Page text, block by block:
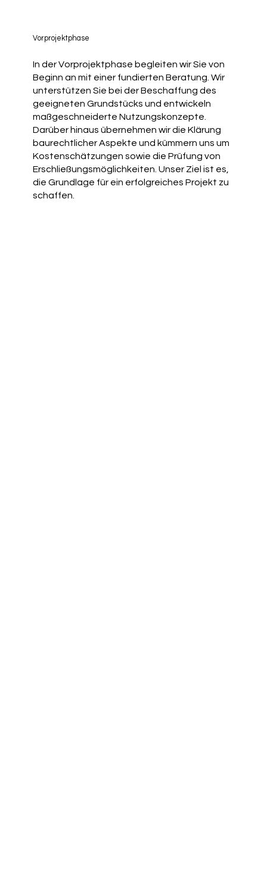
Vorprojektphase
In der Vorprojektphase begleiten wir Sie von
Beginn an mit einer fundierten Beratung. Wir
unterstützen Sie bei der Beschaffung des
geeigneten Grundstücks und entwickeln
maßgeschneiderte Nutzungskonzepte.
Darüber hinaus übernehmen wir die Klärung
baurechtlicher Aspekte und kümmern uns um
Kostenschätzungen sowie die Prüfung von
Erschließungsmöglichkeiten. Unser Ziel ist es,
die Grundlage für ein erfolgreiches Projekt zu
schaffen.